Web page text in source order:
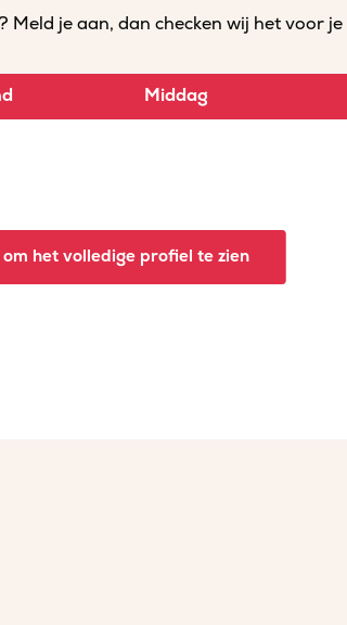
Meld je aan, dan checken wij het voor je
Middag
het volledige profiel te zien